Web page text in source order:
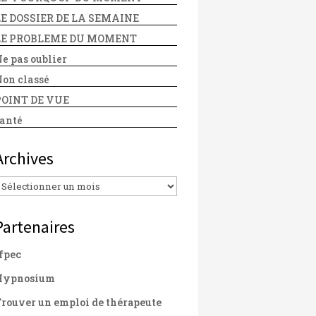
DOSSIER DE LA SEMAINE
PROBLEME DU MOMENT
pas oublier
classé
DE VUE
un emploi de thérapeute